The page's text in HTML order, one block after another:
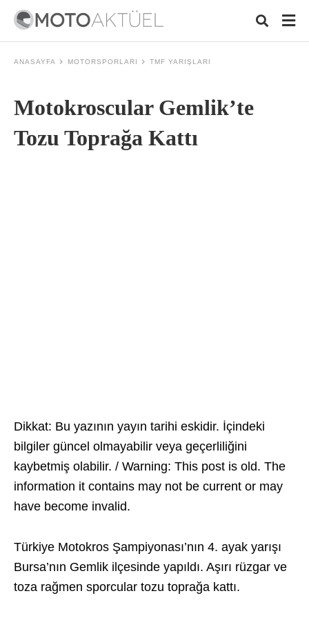
ANASAYFA MOTORSPORLARI TMF YARIŞLARI
Motokroscular Gemlik’te
Tozu Toprağa Kattı
Dikkat: Bu yazının yayın tarihi eskidir. İçindeki
bilgiler güncel olmayabilir veya geçerliliğini
kaybetmiş olabilir. / Warning: This post is old. The
information it contains may not be current or may
have become invalid.
Türkiye Motokros Şampiyonası’nın 4. ayak yarışı
Bursa’nın Gemlik ilçesinde yapıldı. Aşırı rüzgar ve
toza rağmen sporcular tozu toprağa kattı.